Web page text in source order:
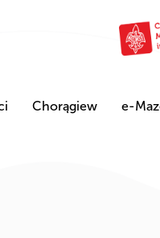
Chorągiew e-